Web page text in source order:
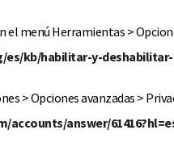
menú Herramientas >
kb/habilitar-y-
> Opciones avanzadas >
answer/